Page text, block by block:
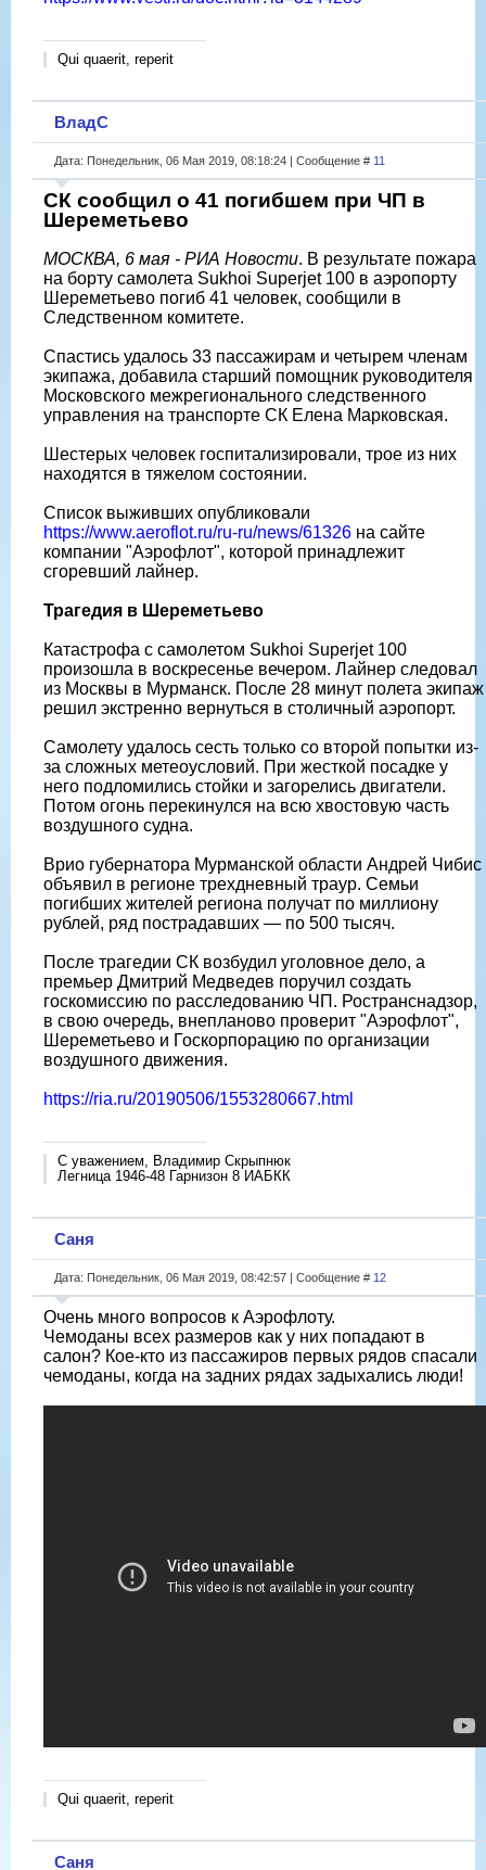
Qui quaerit, reperit
ВладС
Дата: Понедельник, 06 Мая 2019, 08:18:24 | Сообщение # 11
СК сообщил о 41 погибшем при ЧП в
Шереметьево
МОСКВА, 6 мая - РИА Новости. В результате пожара
на борту самолета Sukhoi Superjet 100 в аэропорту
Шереметьево погиб 41 человек, сообщили в
Следственном комитете.
Спастись удалось 33 пассажирам и четырем членам
экипажа, добавила старший помощник руководителя
Московского межрегионального следственного
управления на транспорте СК Елена Марковская.
Шестерых человек госпитализировали, трое из них
находятся в тяжелом состоянии.
Список выживших опубликовали
https://www.aeroflot.ru/ru-ru/news/61326 на сайте
компании "Аэрофлот", которой принадлежит
сгоревший лайнер.
Трагедия в Шереметьево
Катастрофа с самолетом Sukhoi Superjet 100
произошла в воскресенье вечером. Лайнер следовал
из Москвы в Мурманск. После 28 минут полета экипаж
решил экстренно вернуться в столичный аэропорт.
Самолету удалось сесть только со второй попытки из-
за сложных метеоусловий. При жесткой посадке у
него подломились стойки и загорелись двигатели.
Потом огонь перекинулся на всю хвостовую часть
воздушного судна.
Врио губернатора Мурманской области Андрей Чибис
объявил в регионе трехдневный траур. Семьи
погибших жителей региона получат по миллиону
рублей, ряд пострадавших — по 500 тысяч.
После трагедии СК возбудил уголовное дело, а
премьер Дмитрий Медведев поручил создать
госкомиссию по расследованию ЧП. Ространснадзор,
в свою очередь, внепланово проверит "Аэрофлот",
Шереметьево и Госкорпорацию по организации
воздушного движения.
https://ria.ru/20190506/1553280667.html
С уважением, Владимир Скрыпнюк
Легница 1946-48 Гарнизон 8 ИАБКК
Саня
Дата: Понедельник, 06 Мая 2019, 08:42:57 | Сообщение # 12
Очень много вопросов к Аэрофлоту.
Чемоданы всех размеров как у них попадают в
салон? Кое-кто из пассажиров первых рядов спасали
чемоданы, когда на задних рядах задыхались люди!
Qui quaerit, reperit
Саня